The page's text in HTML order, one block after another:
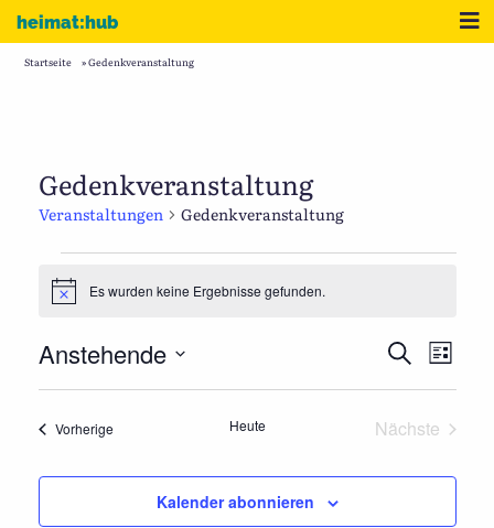
Zum Inhalt
heimat:hub
Startseite »Gedenkveranstaltung
Gedenkveranstaltung
Veranstaltungen Gedenkveranstaltung
HinweisEs wurden keine Ergebnisse gefunden.
Suche
und
Ansichten,
SucheListe
Anstehende
Datum
VorherigeVeranstaltungen Heute
Nächste
Kalender abonnieren